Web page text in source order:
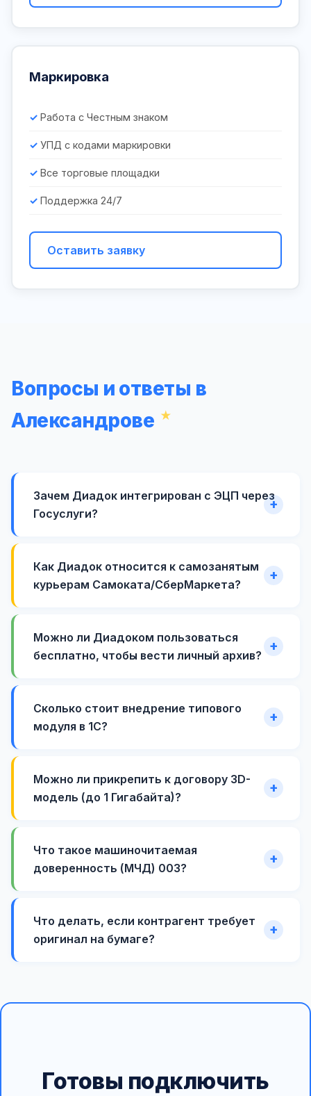
Маркировка
Работа с Честным знаком
УПД с кодами маркировки
Все торговые площадки
Поддержка 24/7
Оставить заявку
Вопросы и ответы в
Александрове
Зачем Диадок интегрирован с ЭЦП через
Госуслуги?
Как Диадок относится к самозанятым
курьерам Самоката/СберМаркета?
Можно ли Диадоком пользоваться
бесплатно, чтобы вести личный архив?
Сколько стоит внедрение типового
модуля в 1С?
Можно ли прикрепить к договору 3D-
модель (до 1 Гигабайта)?
Что такое машиночитаемая
доверенность (МЧД) 003?
Что делать, если контрагент требует
оригинал на бумаге?
Готовы подключить